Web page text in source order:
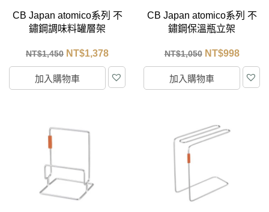
CB Japan atomico系列 不
鏽鋼調味料罐層架
NT$1,450 NT$1,378
加入購物車
CB Japan atomico系列 不
鏽鋼保溫瓶立架
NT$1,050 NT$998
加入購物車